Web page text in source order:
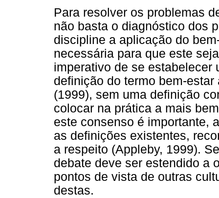
Para resolver os problemas
não basta o diagnóstico dos
discipline a aplicação do
necessária para que este
imperativo de se estabelecer
definição do termo bem-
(1999), sem uma definição
colocar na prática a mais
este consenso é importante,
as definições existentes,
a respeito (Appleby, 1999).
debate deve ser estendido a
pontos de vista de outras
destas.